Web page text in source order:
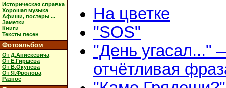
Историческая справка
Хорошая музыка
Афиши, постеры ...
Заметки
Книги
Тексты песен
Фотоальбом
От Д.Анискевича
От Е.Гиршева
От В.Окунева
От Я.Фролова
Разное
На цветке
"SOS"
"День угасал..."
отчётливая